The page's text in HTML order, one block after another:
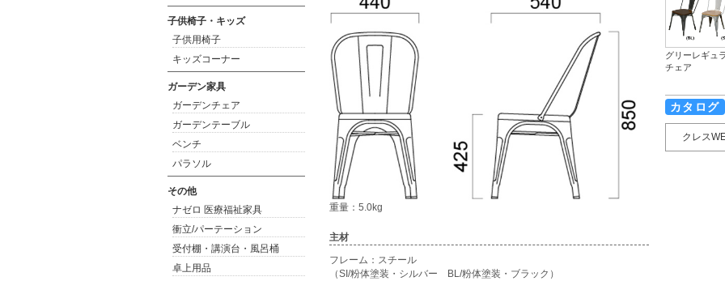
重量：5.0kg
主材
フレーム：スチール
（SI/粉体塗装・シルバー BL/粉体塗装・ブラック）
グリーレギュ
チェア
カタログ
クレス
子供椅子・キッズ
子供用椅子
キッズコーナー
ガーデン家具
ガーデンチェア
ガーデンテーブル
ベンチ
パラソル
その他
ナゼロ 医療福祉家具
衝立/パーテーション
受付棚・講演台・風呂桶
卓上用品